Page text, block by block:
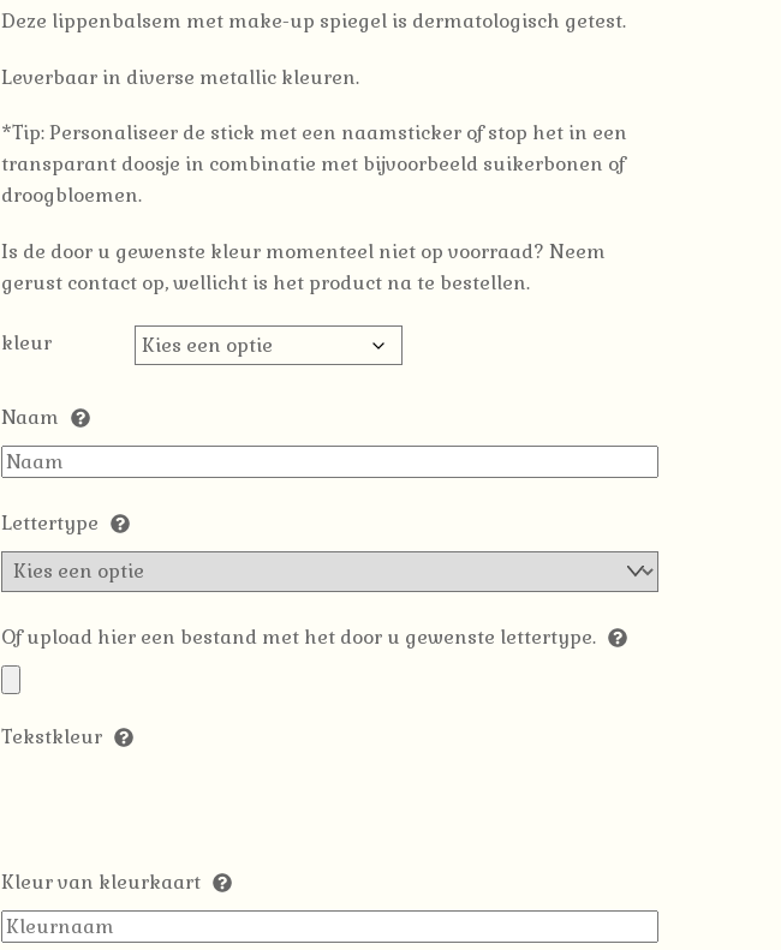
Deze lippenbalsem met make-up spiegel is dermatologisch getest.
Leverbaar in diverse metallic kleuren.
*Tip: Personaliseer de stick met een naamsticker of stop het in een
transparant doosje in combinatie met bijvoorbeeld suikerbonen of
droogbloemen.
Is de door u gewenste kleur momenteel niet op voorraad? Neem
gerust contact op, wellicht is het product na te bestellen.
kleur
Naam
Lettertype
Of upload hier een bestand met het door u gewenste lettertype.
Tekstkleur
Kleur van kleurkaart